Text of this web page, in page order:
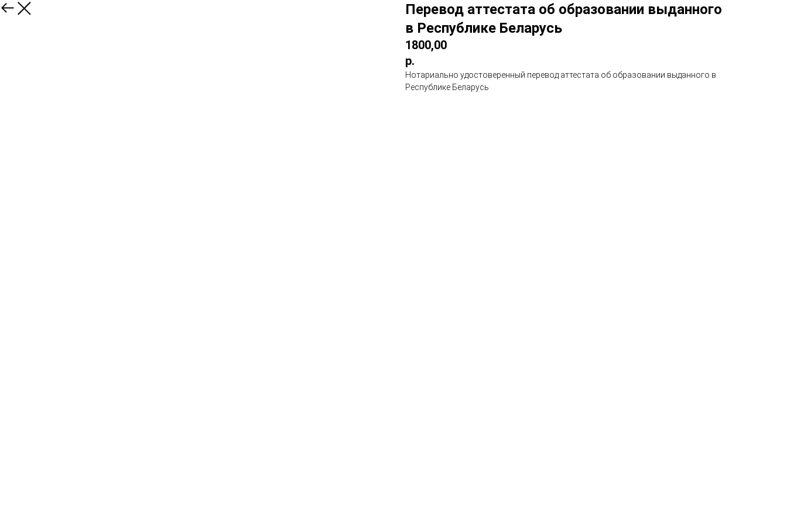
Перевод аттестата об образовании выданного
в Республике Беларусь
1800,00
р.
Нотариально удостоверенный перевод аттестата об образовании выданного в
Республике Беларусь